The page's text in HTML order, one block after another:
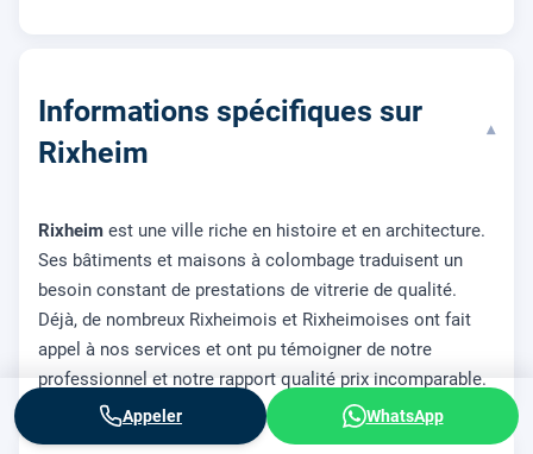
Informations spécifiques sur
Rixheim
▾
Rixheim est une ville riche en histoire et en architecture.
Ses bâtiments et maisons à colombage traduisent un
besoin constant de prestations de vitrerie de qualité.
Déjà, de nombreux Rixheimois et Rixheimoises ont fait
appel à nos services et ont pu témoigner de notre
professionnel et notre rapport qualité prix incomparable.
Appeler WhatsApp